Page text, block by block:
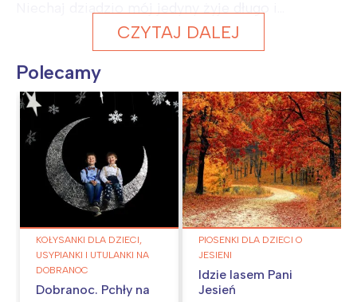
CZYTAJ DALEJ
Polecamy
KOŁYSANKI DLA DZIECI,
USYPIANKI I UTULANKI NA
DOBRANOC
Dobranoc. Pchły na
PIOSENKI DLA DZIECI O
JESIENI
Idzie lasem Pani
Jesień